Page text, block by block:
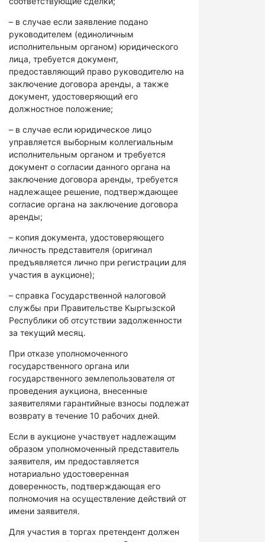
– в случае если заявление подано
руководителем (единоличным
исполнительным органом) юридического
лица, требуется документ,
предоставляющий право руководителю на
заключение договора аренды, а также
документ, удостоверяющий его
должностное положение;
– в случае если юридическое лицо
управляется выборным коллегиальным
исполнительным органом и требуется
документ о согласии данного органа на
заключение договора аренды, требуется
надлежащее решение, подтверждающее
согласие органа на заключение договора
аренды;
– копия документа, удостоверяющего
личность представителя (оригинал
предъявляется лично при регистрации для
участия в аукционе);
– справка Государственной налоговой
службы при Правительстве Кыргызской
Республики об отсутствии задолженности
за текущий месяц.
При отказе уполномоченного
государственного органа или
государственного землепользователя от
проведения аукциона, внесенные
заявителями гарантийные взносы подлежат
возврату в течение 10 рабочих дней.
Если в аукционе участвует надлежащим
образом уполномоченный представитель
заявителя, им предоставляется
нотариально удостоверенная
доверенность, подтверждающая его
полномочия на осуществление действий от
имени заявителя.
Для участия в торгах претендент должен